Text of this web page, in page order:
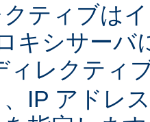
ティブは
キシサーバ
ィレクティ
IP アドレ